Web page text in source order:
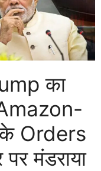
का
Orders
मंडराया